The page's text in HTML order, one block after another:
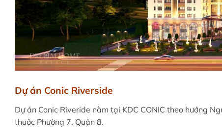
Dự án Conic Riverside
Dự án Conic Riveride nằm tại KDC CONIC theo hướng
thuộc Phường 7, Quận 8.